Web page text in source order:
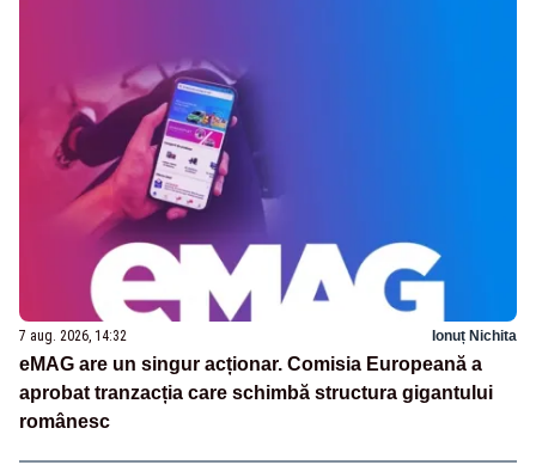
7 aug. 2026, 14:32 Ionuț Nichita
eMAG are un singur acționar. Comisia Europeană a
aprobat tranzacția care schimbă structura gigantului
românesc